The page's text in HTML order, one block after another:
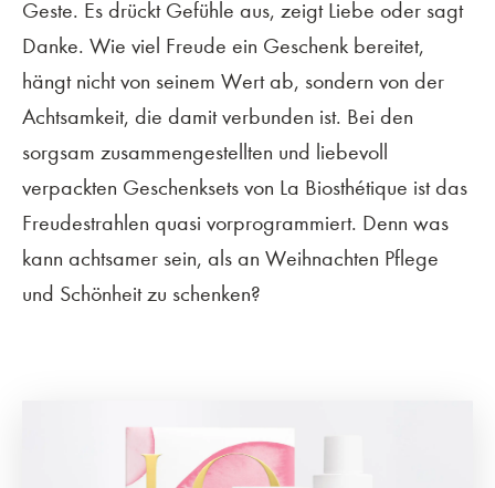
Geste. Es drückt Gefühle aus, zeigt Liebe oder sagt
Danke. Wie viel Freude ein Geschenk bereitet,
hängt nicht von seinem Wert ab, sondern von der
Achtsamkeit, die damit verbunden ist. Bei den
sorgsam zusammengestellten und liebevoll
verpackten Geschenksets von La Biosthétique ist das
Freudestrahlen quasi vorprogrammiert. Denn was
kann achtsamer sein, als an Weihnachten Pflege
und Schönheit zu schenken?